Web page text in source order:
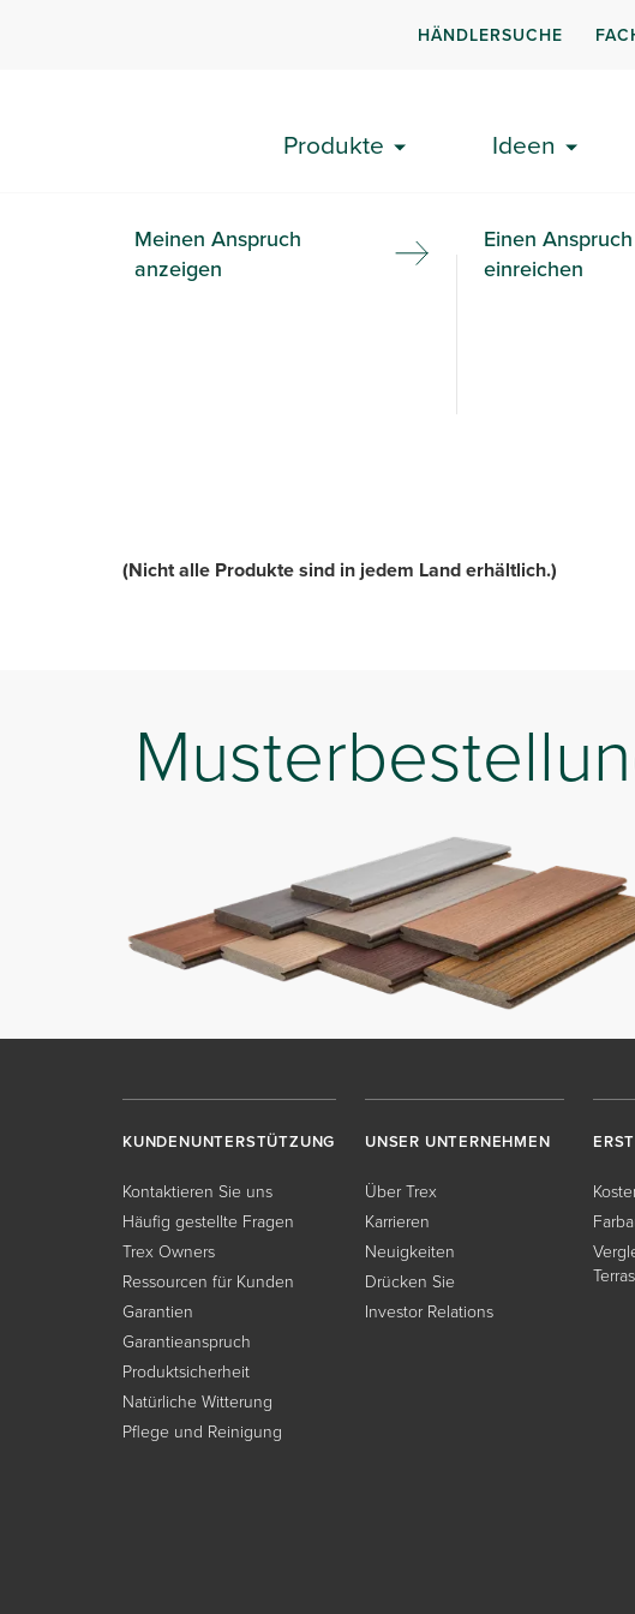
HÄNDLERSUCHE
Produkte Ideen
Meinen Anspruch
anzeigen
Einen Anspruch
einreichen
(Nicht alle Produkte sind in jedem Land erhältlich.)
KUNDENUNTERSTÜTZUNG
Kontaktieren Sie uns
Häufig gestellte Fragen
Trex Owners
Ressourcen für Kunden
Garantien
Garantieanspruch
Produktsicherheit
Natürliche Witterung
Pflege und Reinigung
UNSER UNTERNEHMEN
Über Trex
Karrieren
Neuigkeiten
Drücken Sie
Investor Relations